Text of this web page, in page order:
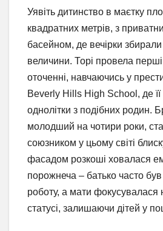
Уявіть дитинство в маєтку
квадратних метрів, з
басейном, де вечірки збирали
величини. Торі провела
оточенні, навчаючись у
Beverly Hills High School, де її
однолітки з подібних родин.
молодший на чотири роки,
союзником у цьому світі
фасадом розкоші ховалася
порожнеча – батько часто був
роботу, а мати фокусувалася
статусі, залишаючи дітей у